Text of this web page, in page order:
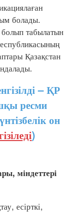
болады.
табылатын
Қазақстан
– ҚР
ресми
он
)
міндеттері
есірткі,